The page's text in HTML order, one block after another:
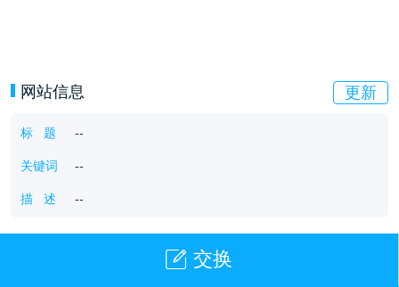
网站信息 更新
标 题 --
关键词 --
描 述 --
交换